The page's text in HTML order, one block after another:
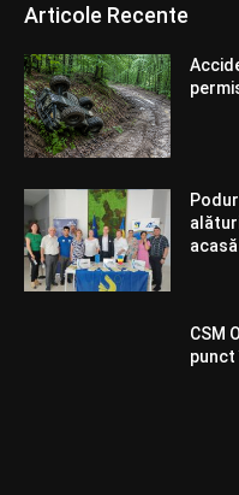
Articole Recente
acasă
CSM
punct